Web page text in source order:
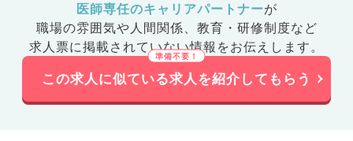
医師専任のキャリアパートナーが
職場の雰囲気や人間関係、 教育・研修制度など
求人票に掲載されていない情報をお伝えします。
この求人に似ている求人を紹介してもらう